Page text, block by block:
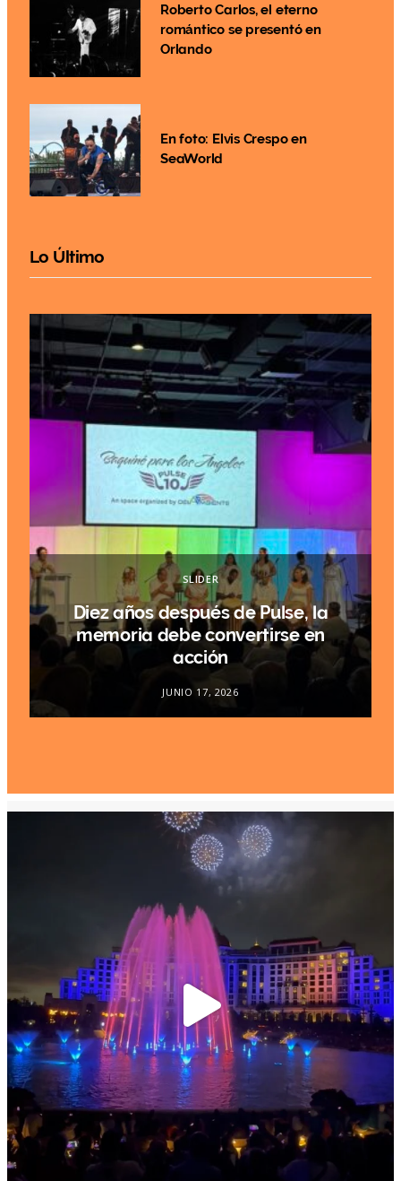
Roberto Carlos, el eterno
romántico se presentó en
Orlando
En foto: Elvis Crespo en
SeaWorld
Lo Último
SLIDER
Diez años después de Pulse, la
memoria debe convertirse en
acción
JUNIO 17, 2026